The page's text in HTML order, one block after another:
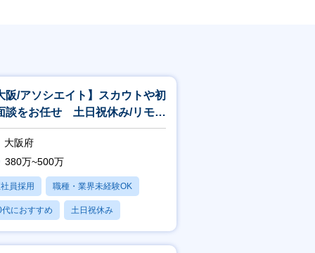
阪/アソシエイト】スカウトや初
談をお任せ 土日祝休み/リモー
談可/残業平均20h
大阪府
380万~500万
員採用 職種・業界未経験OK
代におすすめ 土日祝休み
120日以上